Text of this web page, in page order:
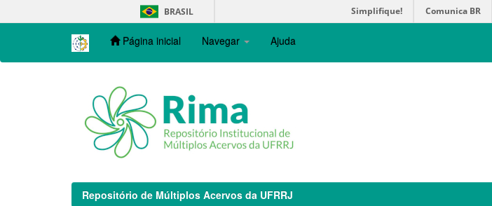
navigation
BRASIL Simplifique! Comunica BR
Página inicial Navegar Ajuda
Repositório de Múltiplos Acervos da UFRRJ